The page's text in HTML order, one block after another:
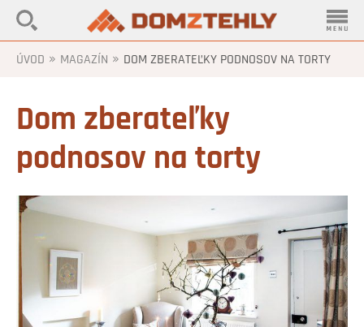
ÚVOD » MAGAZÍN » DOM ZBERATEĽKY PODNOSOV NA TORTY
Dom zberateľky
podnosov na torty